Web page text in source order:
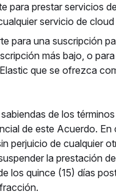
para prestar servicios
servicio de
para una suscripción
más bajo, o
que se ofrezca
de los
de este Acuerdo. En
perjuicio de cualquier
la prestación
los quince (15) días